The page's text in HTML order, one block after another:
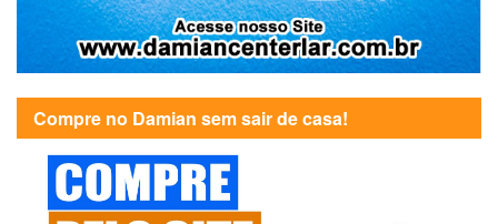
Compre no Damian sem sair de casa!